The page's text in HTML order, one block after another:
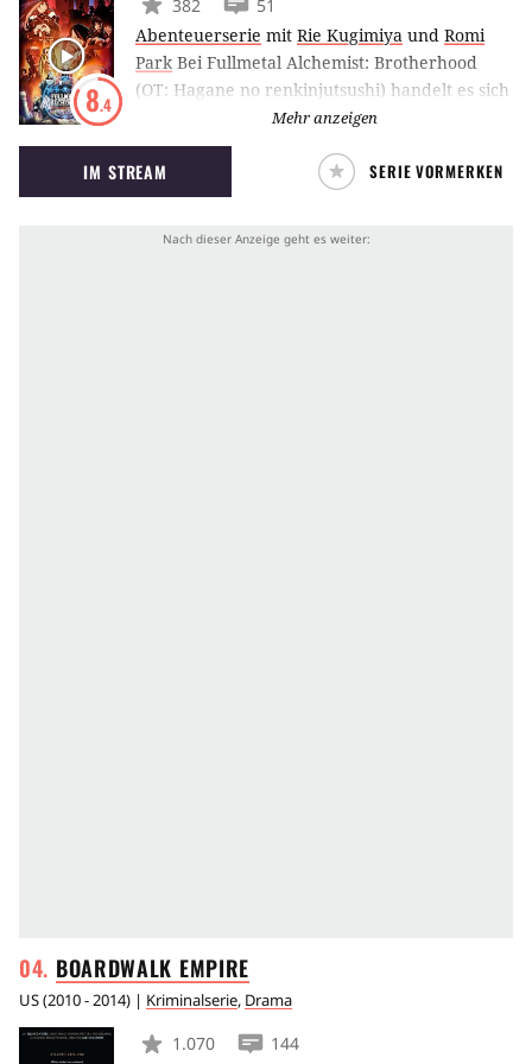
8.4
382
51
Abenteuerserie mit Rie Kugimiya und Romi
Park Bei Fullmetal Alchemist: Brotherhood
(OT: Hagane no renkinjutsushi) handelt es sich
um die zweite Adaption der gleichnamigen
Manga-Serie aus dem Jahr 2009. In der Welt
der Anime-Serie leben Menschen, die
besondere Fähigkeiten besitzen. Sie können
selbst Alchemisten. Edward Elric gehört auch
Mehr anzeigen
IM STREAM SERIE VORMERKEN
BOARDWALK EMPIRE
US(2010 - 2014) | Kriminalserie, Drama
1.070
144